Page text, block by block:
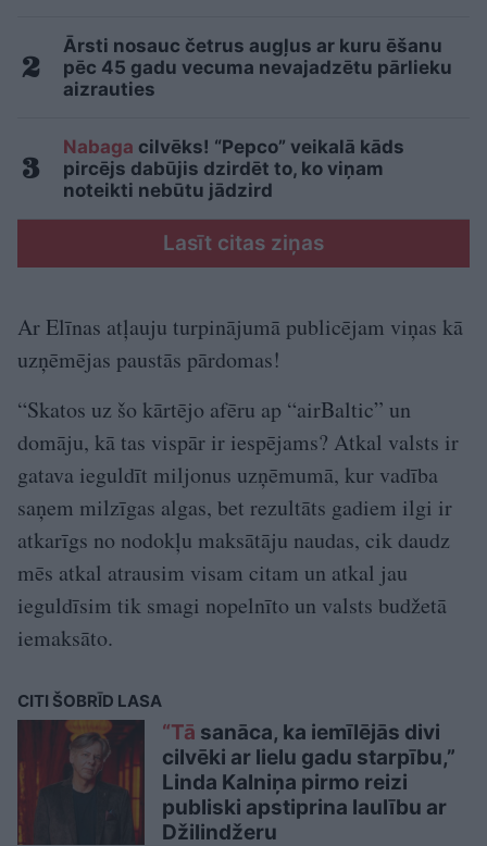
Ārsti nosauc četrus augļus ar kuru ēšanu
pēc 45 gadu vecuma nevajadzētu pārlieku
aizrauties
Nabaga cilvēks! “Pepco” veikalā kāds
pircējs dabūjis dzirdēt to, ko viņam
noteikti nebūtu jādzird
Lasīt citas ziņas
Ar Elīnas atļauju turpinājumā publicējam viņas kā
uzņēmējas paustās pārdomas!
“Skatos uz šo kārtējo afēru ap “airBaltic” un
domāju, kā tas vispār ir iespējams? Atkal valsts ir
gatava ieguldīt miljonus uzņēmumā, kur vadība
saņem milzīgas algas, bet rezultāts gadiem ilgi ir
atkarīgs no nodokļu maksātāju naudas, cik daudz
mēs atkal atrausim visam citam un atkal jau
ieguldīsim tik smagi nopelnīto un valsts budžetā
iemaksāto.
CITI ŠOBRĪD LASA
“Tā sanāca, ka iemīlējās divi
cilvēki ar lielu gadu starpību,”
Linda Kalniņa pirmo reizi
publiski apstiprina laulību ar
Džilindžeru